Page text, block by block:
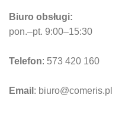
Biuro obsługi:
pon.–pt. 9:00–15:30
Telefon: 573 420 160
Email : biuro@comeris.pl